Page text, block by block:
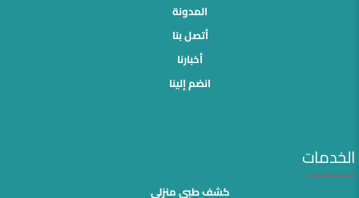
المدونة
أتصل بنا
أخبارنا
انضم إلينا
الخدمات
كشف طبي منزلي